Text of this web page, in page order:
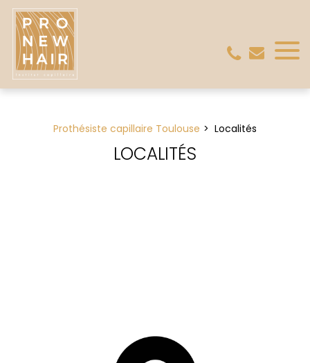
Prothésiste capillaire Toulouse Localités
LOCALITÉS
Panneau de gestion des cookies